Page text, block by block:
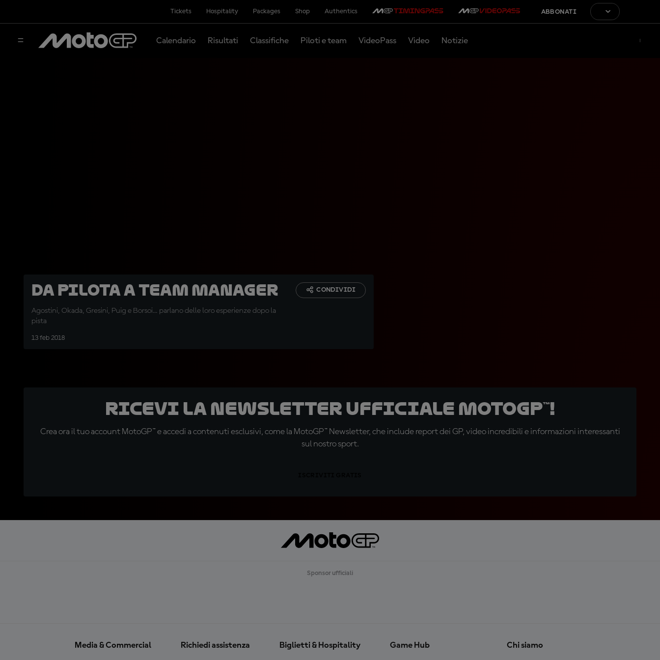
Tickets Hospitality Packages Shop Authentics ABBONATI
Calendario Risultati Classifiche Piloti e team VideoPass Video Notizie
Da pilota a team manager
Agostini, Okada, Gresini, Puig e Borsoi... parlano delle loro esperienze dopo la
pista
13 feb 2018
CONDIVIDI
Ricevi la newsletter ufficiale MotoGP™!
Crea ora il tuo account MotoGP™ e accedi a contenuti esclusivi, come la MotoGP™ Newsletter, che include report dei GP, video incredibili e informazioni interessanti
sul nostro sport.
Sponsor ufficiali
Media & Commercial Richiedi assistenza Biglietti & Hospitality Game Hub Chi siamo